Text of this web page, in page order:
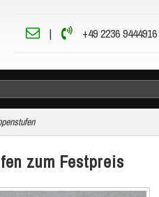
| +49 2236 9444916
zum Festpreis